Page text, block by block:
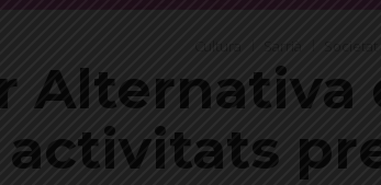
Societat
Alternativa
activitats